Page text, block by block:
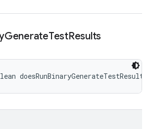
GenerateTestResults